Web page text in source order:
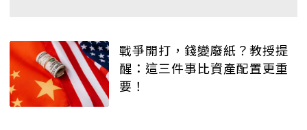
戰爭開打，錢變廢紙？教授提
醒：這三件事比資產配置更重
要！